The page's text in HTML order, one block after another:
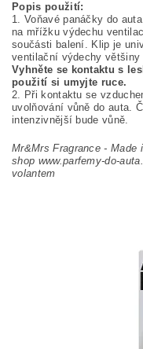
Popis použití:
1. Voňavé panáčky do
na mřížku výdechu
součásti balení. Klip je
ventilační výdechy většiny
Vyhněte se kontaktu s
použití si umyjte ruce.
2. Při kontaktu se
uvolňování vůně do auta.
intenzivnější bude vůně.
Mr&Mrs Fragrance - Made
shop www.parfemy-do-
volantem